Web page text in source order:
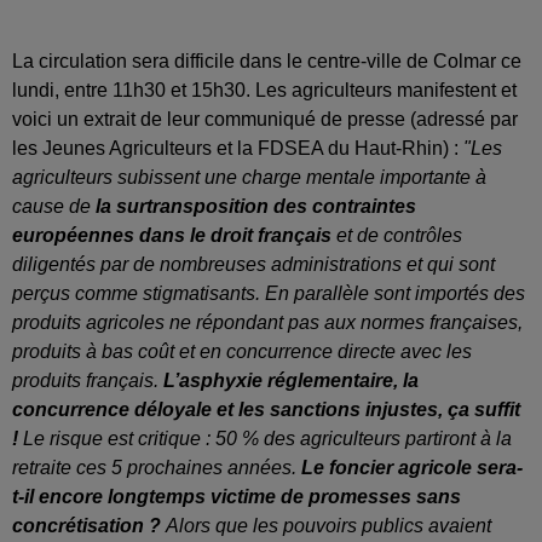
La circulation sera difficile dans le centre-ville de Colmar ce
lundi, entre 11h30 et 15h30. Les agriculteurs manifestent et
voici un extrait de leur communiqué de presse (adressé par
les Jeunes Agriculteurs et la FDSEA du Haut-Rhin) : "Les
agriculteurs subissent une charge mentale importante à
cause de la surtransposition des contraintes
européennes dans le droit français et de contrôles
diligentés par de nombreuses administrations et qui sont
perçus comme stigmatisants. En parallèle sont importés des
produits agricoles ne répondant pas aux normes françaises,
produits à bas coût et en concurrence directe avec les
produits français. L’asphyxie réglementaire, la
concurrence déloyale et les sanctions injustes, ça suffit
! Le risque est critique : 50 % des agriculteurs partiront à la
retraite ces 5 prochaines années. Le foncier agricole sera-
t-il encore longtemps victime de promesses sans
concrétisation ? Alors que les pouvoirs publics avaient